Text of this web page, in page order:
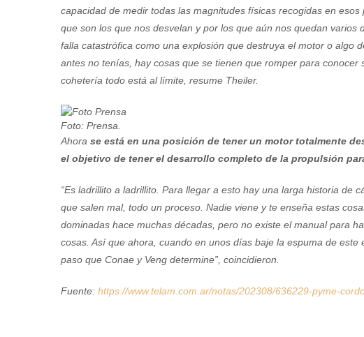
capacidad de medir todas las magnitudes físicas recogidas en
que son los que nos desvelan y por los que aún nos quedan
falla catastrófica como una explosión que destruya el motor o algo
antes no tenías, hay cosas que se tienen que romper para
cohetería todo está al límite, resume Theiler.
Foto: Prensa.
Ahora se está en una posición de tener un motor totalmente
el objetivo de tener el desarrollo completo de la propulsión
“Es ladrillito a ladrillito. Para llegar a esto hay una larga historia de
que salen mal, todo un proceso. Nadie viene y te enseña estas
dominadas hace muchas décadas, pero no existe el manual para
cosas. Así que ahora, cuando en unos días baje la espuma de
paso que Conae y Veng determine”, coincidieron.
Fuente: https://www.telam.com.ar/notas/202308/636229-pyme-